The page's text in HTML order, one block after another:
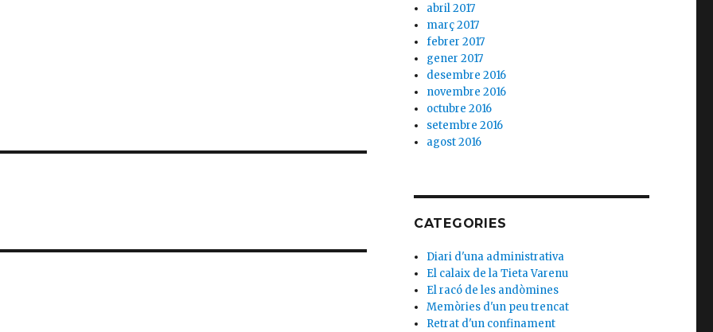
abril 2017
març 2017
febrer 2017
gener 2017
desembre 2016
novembre 2016
octubre 2016
setembre 2016
agost 2016
CATEGORIES
Diari d'una administrativa
El calaix de la Tieta Varenu
El racó de les andòmines
Memòries d'un peu trencat
Retrat d'un confinament